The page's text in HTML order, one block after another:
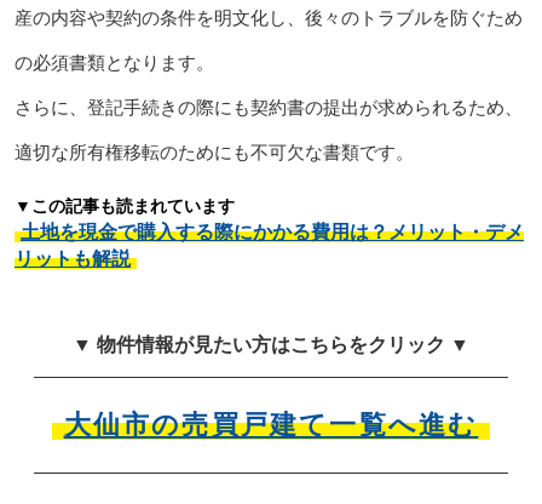
産の内容や契約の条件を明文化し、後々のトラブルを防ぐため
の必須書類となります。
さらに、登記手続きの際にも契約書の提出が求められるため、
適切な所有権移転のためにも不可欠な書類です。
▼この記事も読まれています
土地を現金で購入する際にかかる費用は？メリット・デメ
リットも解説
▼ 物件情報が見たい方はこちらをクリック ▼
大仙市の売買戸建て一覧へ進む